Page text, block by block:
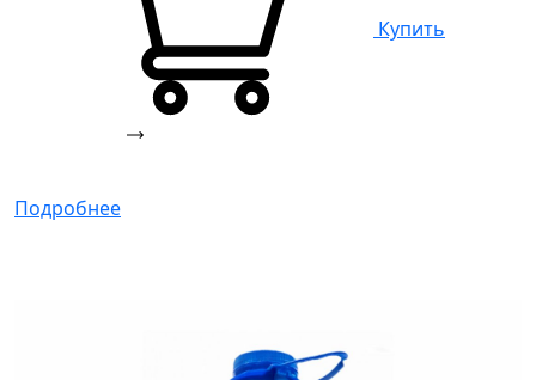
Купить
Подробнее